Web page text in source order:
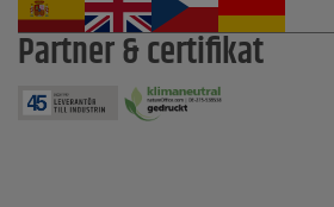
Partner & certifikat